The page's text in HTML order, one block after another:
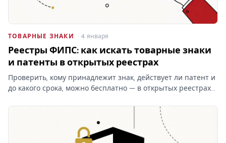
ТОВАРНЫЕ ЗНАКИ · 4 января
Реестры ФИПС: как искать товарные знаки
и патенты в открытых реестрах
Проверить, кому принадлежит знак, действует ли патент и
до какого срока, можно бесплатно — в открытых реестрах
институт, чем они отличаются от платного поиска и что в